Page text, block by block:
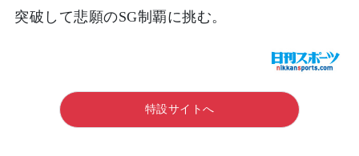
突破して悲願のSG制覇に挑む。
特設サイトへ